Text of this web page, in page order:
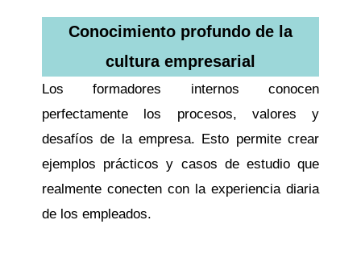
Conocimiento profundo de la
cultura empresarial
Los formadores internos conocen
perfectamente los procesos, valores y
desafíos de la empresa. Esto permite crear
ejemplos prácticos y casos de estudio que
realmente conecten con la experiencia diaria
de los empleados.